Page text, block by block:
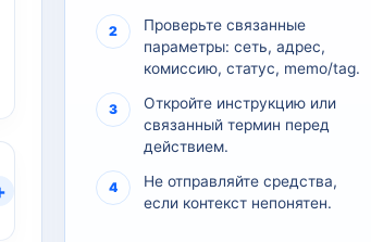
Проверьте связанные
параметры: сеть, адрес,
комиссию, статус, memo/tag.
Откройте инструкцию или
связанный термин перед
действием.
Не отправляйте средства,
если контекст непонятен.